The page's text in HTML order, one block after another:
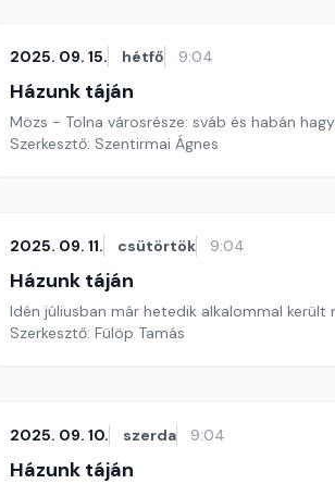
2025. 09. 15. hétfő 9:04
Házunk táján
Mözs - Tolna városrésze: sváb és habán
Szerkesztő: Szentirmai Ágnes
2025. 09. 11. csütörtök 9:04
Házunk táján
Idén júliusban már hetedik alkalommal
Szerkesztő: Fülöp Tamás
2025. 09. 10. szerda 9:04
Házunk táján